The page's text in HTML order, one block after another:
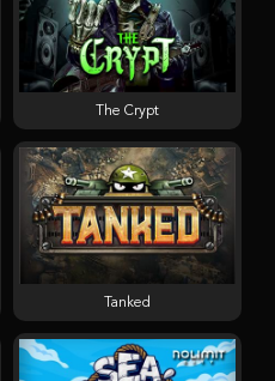
The Crypt
Tanked